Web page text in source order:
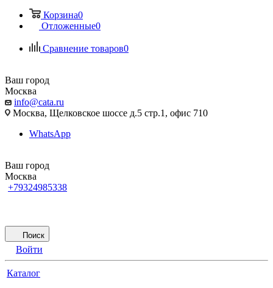
Корзина0
Отложенные0
Сравнение товаров0
Ваш город
Москва
info@cata.ru
Москва, Щелковское шоссе д.5 стр.1, офис 710
WhatsApp
Ваш город
Москва
+79324985338
Поиск
Войти
Каталог